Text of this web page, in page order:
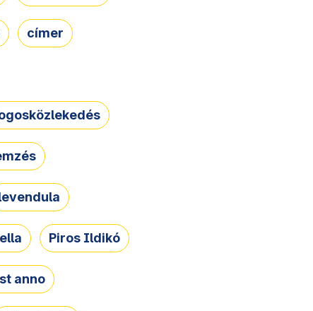
címer
Piros Ildikó
anno